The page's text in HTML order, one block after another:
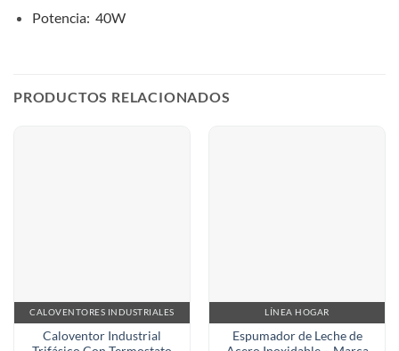
Potencia: 40W
PRODUCTOS RELACIONADOS
CALOVENTORES INDUSTRIALES
Caloventor Industrial
LÍNEA HOGAR
Espumador de Leche de